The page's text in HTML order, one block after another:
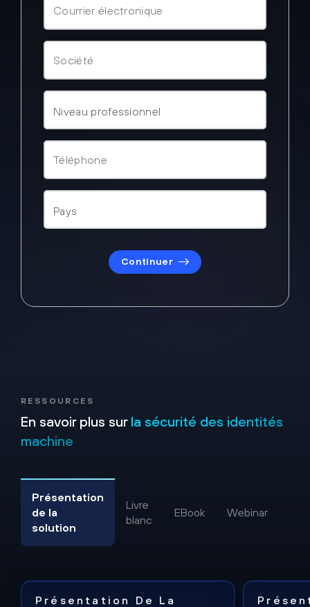
Continuer
RESSOURCES
En savoir plus sur la sécurité des identités
machine
Présentation
de la
solution
Livre
blanc
EBook Webinar
Présentation De La